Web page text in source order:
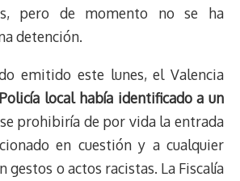
pero de momento no se ha
detención.
emitido este lunes, el Valencia
local había identificado a un
prohibiría de por vida la entrada
en cuestión y a cualquier
o actos racistas. La Fiscalía